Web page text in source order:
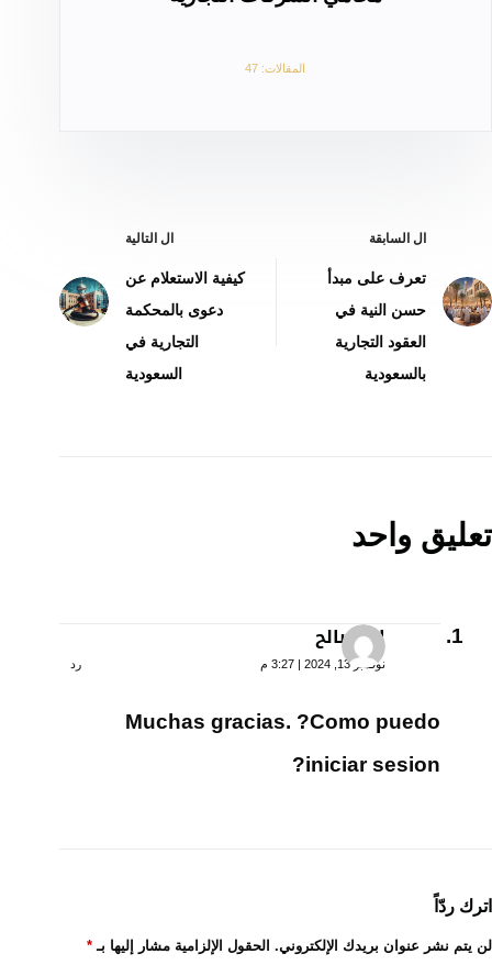
المقالات: 47
ال السابقة
تعرف على مبدأ
حسن النية في
العقود التجارية
بالسعودية
ال التالية
كيفية الاستعلام عن
دعوى بالمحكمة
التجارية في
السعودية
تعليق واحد
ابو صالح
نوفمبر 13, 2024 | 3:27 م رد
Muchas gracias. ?Como puedo
iniciar sesion?
اترك ردّاً
لن يتم نشر عنوان بريدك الإلكتروني. الحقول الإلزامية مشار إليها بـ *